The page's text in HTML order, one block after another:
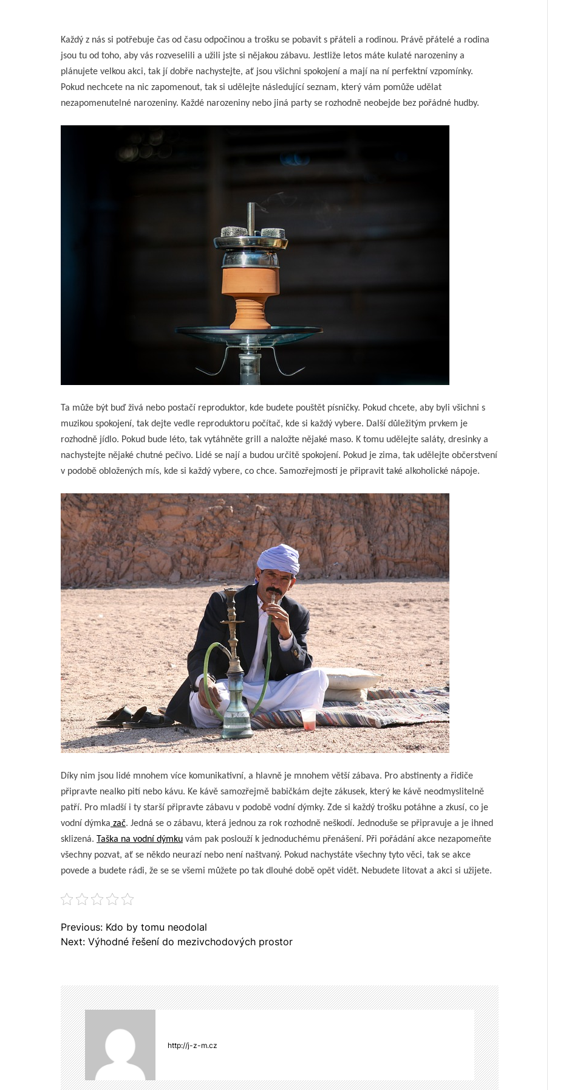
Každý z nás si potřebuje čas od času odpočinou a trošku se pobavit s přáteli a rodinou. Právě přátelé a rodina
jsou tu od toho, aby vás rozveselili a užili jste si nějakou zábavu. Jestliže letos máte kulaté narozeniny a
plánujete velkou akci, tak jí dobře nachystejte, ať jsou všichni spokojení a mají na ní perfektní vzpomínky.
Pokud nechcete na nic zapomenout, tak si udělejte následující seznam, který vám pomůže udělat
nezapomenutelné narozeniny. Každé narozeniny nebo jiná party se rozhodně neobejde bez pořádné hudby.
Ta může být buď živá nebo postačí reproduktor, kde budete pouštět písničky. Pokud chcete, aby byli všichni s
muzikou spokojení, tak dejte vedle reproduktoru počítač, kde si každý vybere. Další důležitým prvkem je
rozhodně jídlo. Pokud bude léto, tak vytáhněte grill a naložte nějaké maso. K tomu udělejte saláty, dresinky a
nachystejte nějaké chutné pečivo. Lidé se nají a budou určitě spokojení. Pokud je zima, tak udělejte občerstvení
v podobě obložených mís, kde si každý vybere, co chce. Samozřejmostí je připravit také alkoholické nápoje.
Díky nim jsou lidé mnohem více komunikativní, a hlavně je mnohem větší zábava. Pro abstinenty a řidiče
připravte nealko pití nebo kávu. Ke kávě samozřejmě babičkám dejte zákusek, který ke kávě neodmyslitelně
patří. Pro mladší i ty starší připravte zábavu v podobě vodní dýmky. Zde si každý trošku potáhne a zkusí, co je
vodní dýmka zač. Jedná se o zábavu, která jednou za rok rozhodně neškodí. Jednoduše se připravuje a je ihned
sklizená. Taška na vodní dýmku vám pak poslouží k jednoduchému přenášení. Při pořádání akce nezapomeňte
všechny pozvat, ať se někdo neurazí nebo není naštvaný. Pokud nachystáte všechny tyto věci, tak se akce
povede a budete rádi, že se se všemi můžete po tak dlouhé době opět vidět. Nebudete litovat a akci si užijete.
N
a
g
a
c
e
p
r
o
Previous: Kdo by tomu neodolal
Next: Výhodné řešení do mezivchodových prostor
http://j-z-m.cz